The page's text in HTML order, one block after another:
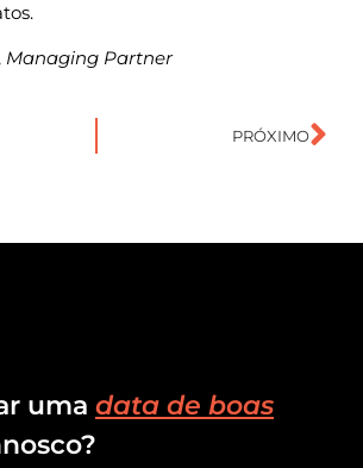
Managing Partner
PRÓXIMO
uma data de boas